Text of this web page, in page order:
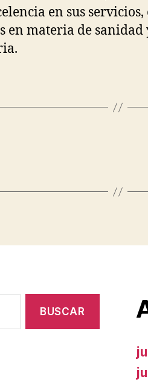
en sus
en materia de sanidad